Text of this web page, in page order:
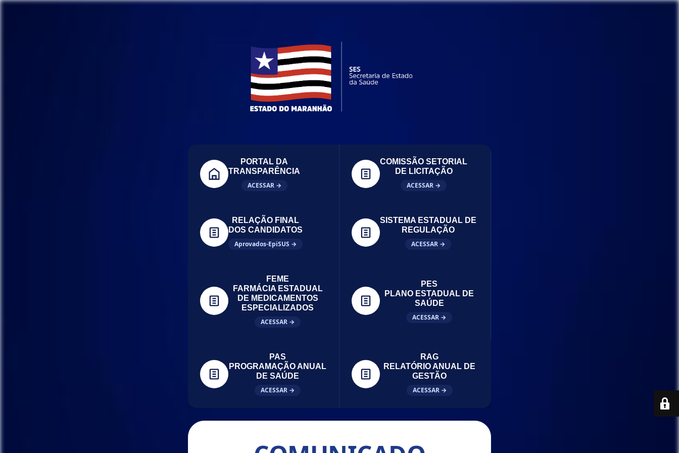
PORTAL DA
TRANSPARÊNCIA
ACESSAR →
COMISSÃO SETORIAL
DE LICITAÇÃO
ACESSAR →
RELAÇÃO FINAL
DOS CANDIDATOS
Aprovados-EpiSUS →
SISTEMA ESTADUAL DE
REGULAÇÃO
ACESSAR →
FEME
FARMÁCIA ESTADUAL
DE MEDICAMENTOS
ESPECIALIZADOS
ACESSAR →
PES
PLANO ESTADUAL DE
SAÚDE
ACESSAR →
PAS
PROGRAMAÇÃO ANUAL
DE SAÚDE
ACESSAR →
RAG
RELATÓRIO ANUAL DE
GESTÃO
ACESSAR →